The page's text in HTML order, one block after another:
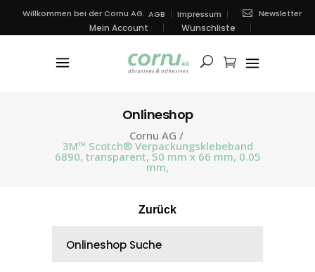
Willkommen bei der Cornu AG. AGB Impressum Newsletter
Mein Account Wunschliste
Onlineshop
Cornu AG /
3M™ Scotch® Verpackungsklebeband
6890, transparent, 50 mm x 66 mm, 0.05
mm,
Zurück
Onlineshop Suche